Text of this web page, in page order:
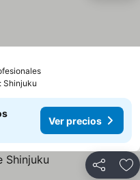
Shinjuku
Ver precios
Compartir